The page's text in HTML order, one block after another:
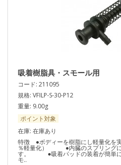
吸着樹脂具・スモール用
コード: 211095
規格: VFILP-S-30-P12
重量: 9.00g
ポイント対象
在庫: 在庫あり
特徴 ●ボディーを樹脂にし軽量化を
％軽量化） ●内臓のスプリングに
す。 ●吸着パッドの装着が簡単に
モ..